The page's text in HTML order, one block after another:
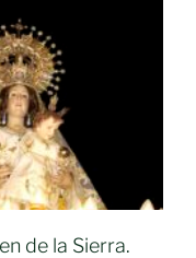
de la Sierra.